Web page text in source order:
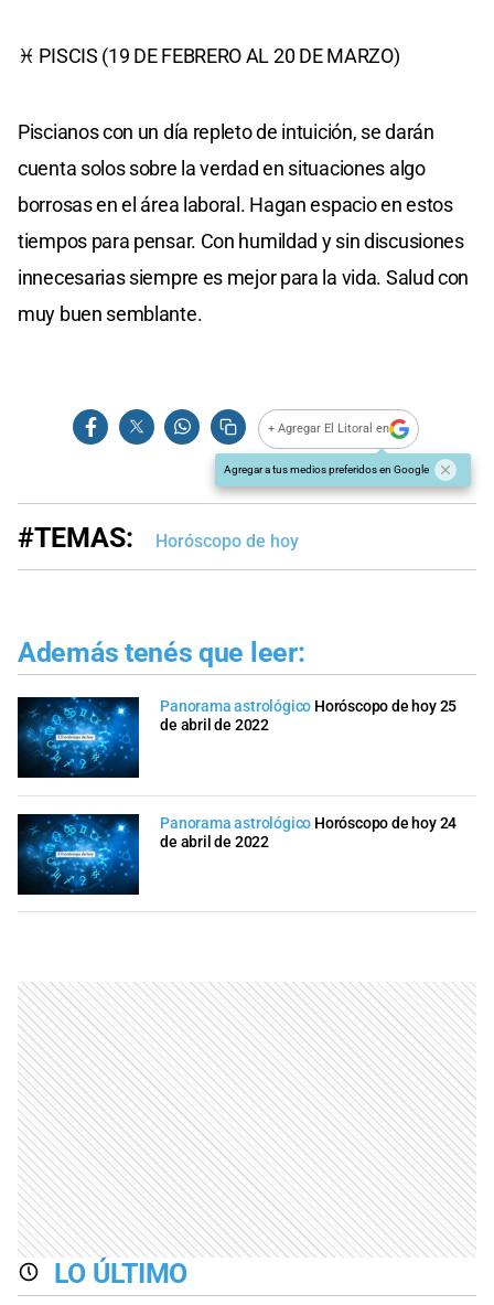
♓ PISCIS (19 DE FEBRERO AL 20 DE MARZO)
Piscianos con un día repleto de intuición, se darán
cuenta solos sobre la verdad en situaciones algo
borrosas en el área laboral. Hagan espacio en estos
tiempos para pensar. Con humildad y sin discusiones
innecesarias siempre es mejor para la vida. Salud con
muy buen semblante.
+ Agregar El Litoral en
Agregar a tus medios preferidos en Google
#TEMAS: Horóscopo de hoy
Además tenés que leer:
Panorama astrológico Horóscopo de hoy 25
de abril de 2022
Panorama astrológico Horóscopo de hoy 24
de abril de 2022
LO ÚLTIMO